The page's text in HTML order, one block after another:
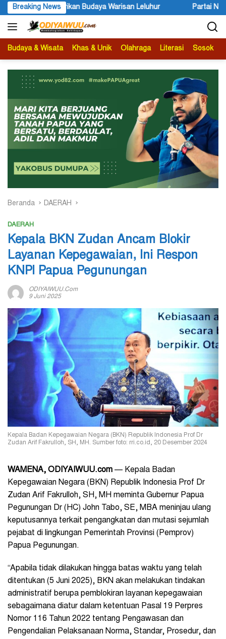
Langsung
ke
konten
Breaking News
Budaya Warisan Leluhur Partai NasDem Serius
Budaya & Wisata Khas & Unik Olahraga Literasi Sosok
Beranda DAERAH
DAERAH
Kepala BKN Zudan Ancam Blokir
Layanan Kepegawaian, Ini Respon
KNPI Papua Pegunungan
ODIYAIWUU.com
9 Juni 2025
Kepala Badan Kepegawaian Negara (BKN) Republik Indonesia Prof Dr
Zudan Arif Fakrulloh, SH, MH. Sumber foto: rri.co.id, 20 Desember 2024
WAMENA, ODIYAIWUU.com — Kepala Badan
Kepegawaian Negara (BKN) Republik Indonesia Prof Dr
Zudan Arif Fakrulloh, SH, MH meminta Gubernur Papua
Pegunungan Dr (HC) John Tabo, SE, MBA meninjau ulang
keputusannya terkait pengangkatan dan mutasi sejumlah
pejabat di lingkungan Pemerintah Provinsi (Pemprov)
Papua Pegunungan.
“Apabila tidak dilakukan hingga batas waktu yang telah
ditentukan (5 Juni 2025), BKN akan melakukan tindakan
administratif berupa pemblokiran layanan kepegawaian
sebagaimana diatur dalam ketentuan Pasal 19 Perpres
Nomor 116 Tahun 2022 tentang Pengawasan dan
Pengendalian Pelaksanaan Norma, Standar, Prosedur, dan